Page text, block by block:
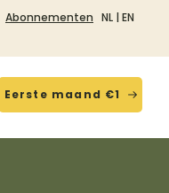
Abonnementen NL | EN
Eerste maand €1